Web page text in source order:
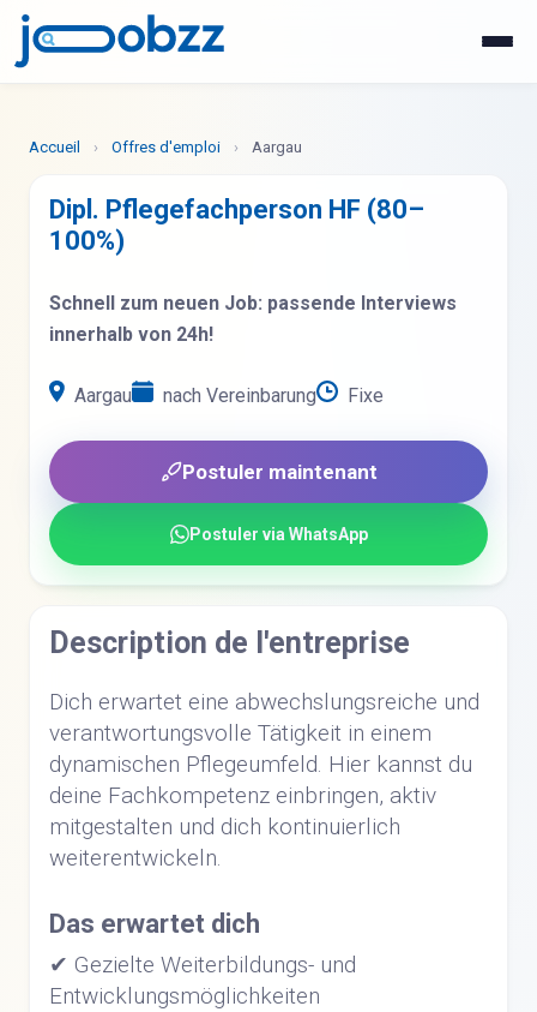
Accueil › Offres d'emploi › Aargau
Dipl. Pflegefachperson HF (80–
100%)
Schnell zum neuen Job: passende Interviews
innerhalb von 24h!
Aargau nach Vereinbarung Fixe
Postuler maintenant
Postuler via WhatsApp
Description de l'entreprise
Dich erwartet eine abwechslungsreiche und
verantwortungsvolle Tätigkeit in einem
dynamischen Pflegeumfeld. Hier kannst du
deine Fachkompetenz einbringen, aktiv
mitgestalten und dich kontinuierlich
weiterentwickeln.
Das erwartet dich
✔ Gezielte Weiterbildungs- und
Entwicklungsmöglichkeiten